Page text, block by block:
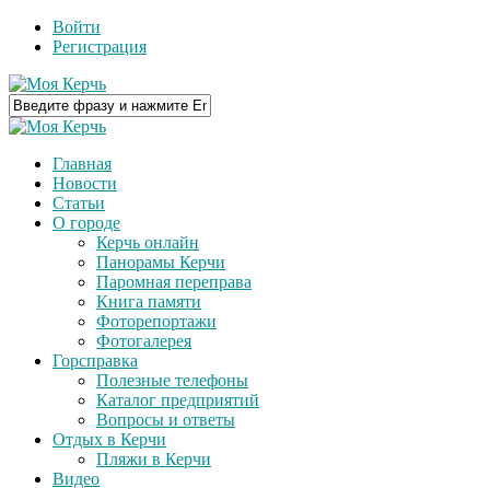
Войти
Регистрация
Главная
Новости
Статьи
О городе
Керчь онлайн
Панорамы Керчи
Паромная переправа
Книга памяти
Фоторепортажи
Фотогалерея
Горсправка
Полезные телефоны
Каталог предприятий
Вопросы и ответы
Отдых в Керчи
Пляжи в Керчи
Видео